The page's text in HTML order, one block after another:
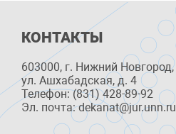
КОНТАКТЫ
603000, г. Нижний Новгород,
ул. Ашхабадская, д. 4
Телефон: (831) 428-89-92
Эл. почта: dekanat@jur.unn.ru